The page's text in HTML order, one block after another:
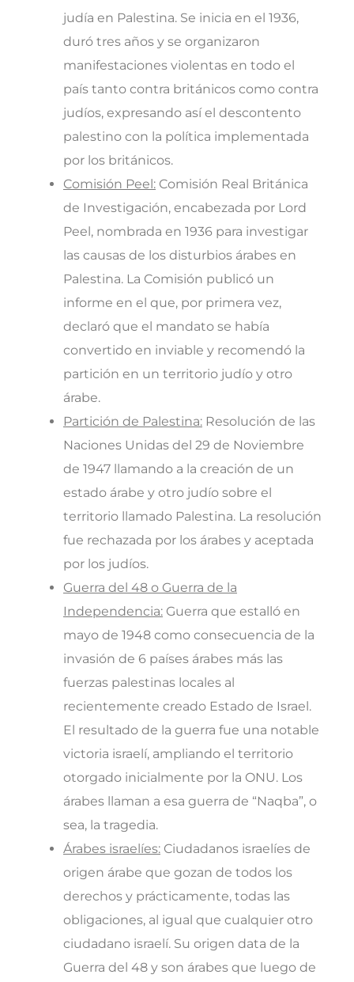
judía en Palestina. Se inicia en el 1936,
duró tres años y se organizaron
manifestaciones violentas en todo el
país tanto contra británicos como contra
judíos, expresando así el descontento
palestino con la política implementada
por los británicos.
Comisión Peel: Comisión Real Británica
de Investigación, encabezada por Lord
Peel, nombrada en 1936 para investigar
las causas de los disturbios árabes en
Palestina. La Comisión publicó un
informe en el que, por primera vez,
declaró que el mandato se había
convertido en inviable y recomendó la
partición en un territorio judío y otro
árabe.
Partición de Palestina: Resolución de las
Naciones Unidas del 29 de Noviembre
de 1947 llamando a la creación de un
estado árabe y otro judío sobre el
territorio llamado Palestina. La resolución
fue rechazada por los árabes y aceptada
por los judíos.
Guerra del 48 o Guerra de la
Independencia: Guerra que estalló en
mayo de 1948 como consecuencia de la
invasión de 6 países árabes más las
fuerzas palestinas locales al
recientemente creado Estado de Israel.
El resultado de la guerra fue una notable
victoria israelí, ampliando el territorio
otorgado inicialmente por la ONU. Los
árabes llaman a esa guerra de “Naqba”, o
sea, la tragedia.
Árabes israelíes: Ciudadanos israelíes de
origen árabe que gozan de todos los
derechos y prácticamente, todas las
obligaciones, al igual que cualquier otro
ciudadano israelí. Su origen data de la
Guerra del 48 y son árabes que luego de